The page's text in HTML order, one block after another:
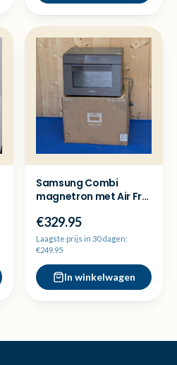
Samsung Combi
magnetron met Air Fry
Nieuw
€329.95
Laagste prijs in 30 dagen:
€249.95
In winkelwagen